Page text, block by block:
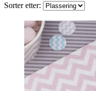
Sorter etter: